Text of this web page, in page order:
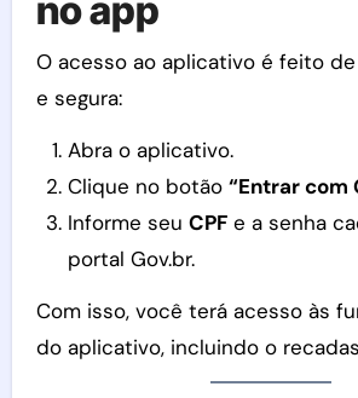
no app
O acesso ao aplicativo é feito
e segura:
Abra o aplicativo.
Clique no botão “Entrar com
Informe seu CPFe a senha
portal Gov.br.
Com isso, você terá acesso às
do aplicativo, incluindo o